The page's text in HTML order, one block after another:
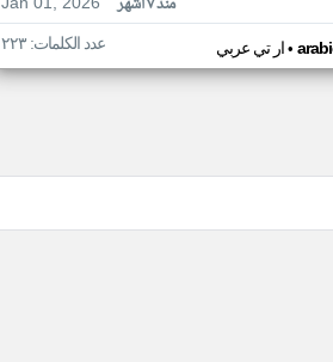
ار تي عربي• عدد الكلمات: ٢٢٣